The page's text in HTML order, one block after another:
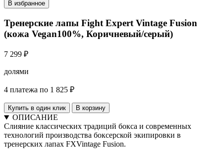
В избранное
Тренерские лапы Fight Expert Vintage Fusion
(кожа Vegan100%, Коричневый/серый)
7 299 ₽
долями
4 платежа по 1 825 ₽
Купить в один клик В корзину
ОПИСАНИЕ
Слияние классических традиций бокса и современных
технологий производства боксерской экипировки в
тренерских лапах FXVintage Fusion.